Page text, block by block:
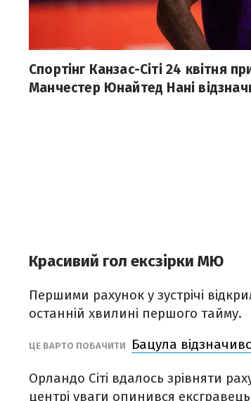
Спортінг Канзас-Сіті 24 квітня
Манчестер Юнайтед Нані
Красивий гол ексзірки МЮ
Першими рахунок у зустрічі
останній хвилині першого тайму.
ЦЕ ВАРТО ПОБАЧИТИ Бацула
Орландо Сіті вдалось зрівняти
центрі уваги опинився